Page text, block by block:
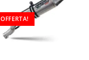
OFFERTA!